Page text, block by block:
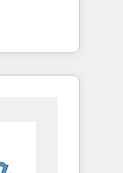
-
and
our